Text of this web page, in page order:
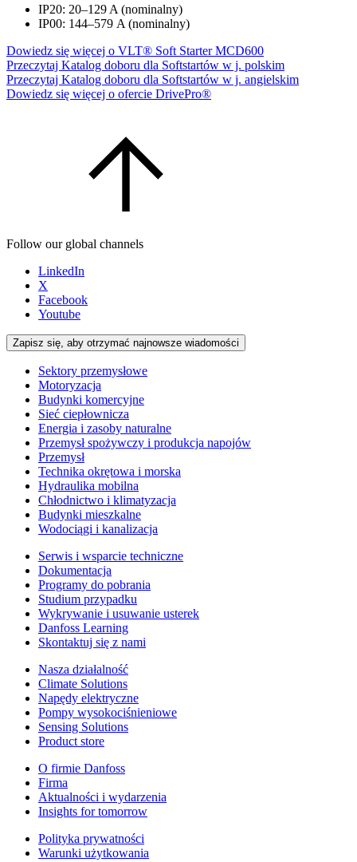
IP20: 20–129 A (nominalny)
IP00: 144–579 A (nominalny)
Dowiedz się więcej o VLT® Soft Starter MCD600
Przeczytaj Katalog doboru dla Softstartów w j. polskim
Przeczytaj Katalog doboru dla Softstartów w j. angielskim
Dowiedz się więcej o ofercie DrivePro®
Follow our global channels
LinkedIn
X
Facebook
Youtube
Zapisz się, aby otrzymać najnowsze wiadomości
Sektory przemysłowe
Motoryzacja
Budynki komercyjne
Sieć ciepłownicza
Energia i zasoby naturalne
Przemysł spożywczy i produkcja napojów
Przemysł
Technika okrętowa i morska
Hydraulika mobilna
Chłodnictwo i klimatyzacja
Budynki mieszkalne
Wodociągi i kanalizacja
Serwis i wsparcie techniczne
Dokumentacja
Programy do pobrania
Studium przypadku
Wykrywanie i usuwanie usterek
Danfoss Learning
Skontaktuj się z nami
Nasza działalność
Climate Solutions
Napędy elektryczne
Pompy wysokociśnieniowe
Sensing Solutions
Product store
O firmie Danfoss
Firma
Aktualności i wydarzenia
Insights for tomorrow
Polityka prywatności
Warunki użytkowania